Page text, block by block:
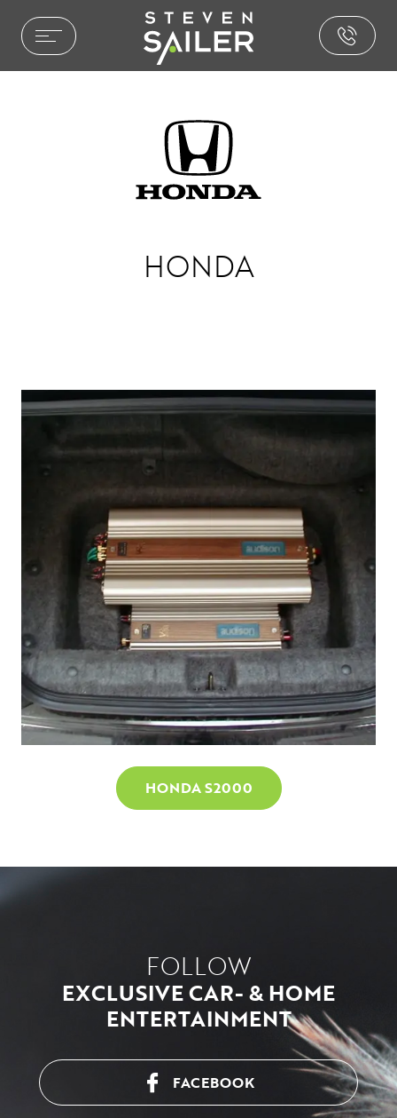
HONDA
HONDA S2000
AUSZEICHNUNGEN
BROCHURE.PDF
INSTALLATIONEN
UNTERNEHMEN
WM-TEILNAHME
BROCHURE.PDF
FOLLOW
EXCLUSIVE CAR- & HOME
ENTERTAINMENT
FACEBOOK